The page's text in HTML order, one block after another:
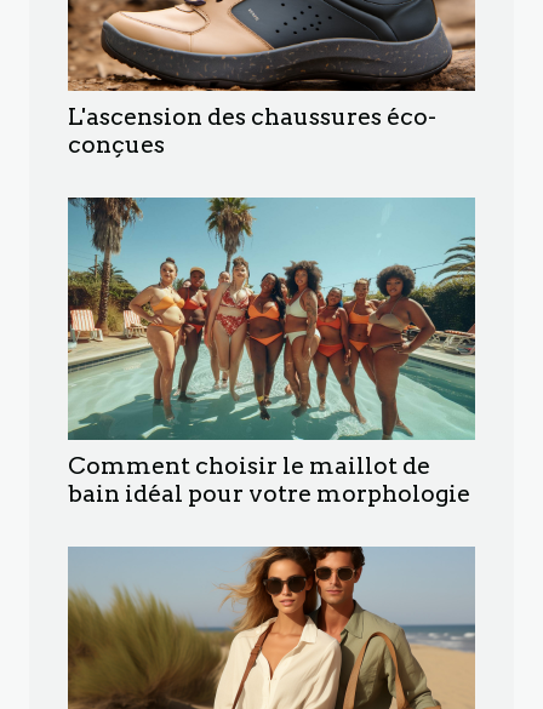
L'ascension des chaussures éco-
conçues
Comment choisir le maillot de
bain idéal pour votre morphologie